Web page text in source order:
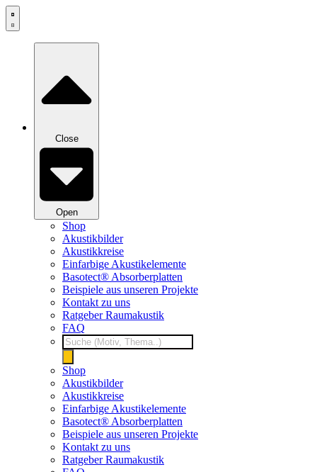
Zum
Inhalt
Close
Open
Shop
Akustikbilder
Akustikkreise
Einfarbige Akustikelemente
Basotect® Absorberplatten
Beispiele aus unseren Projekte
Kontakt zu uns
Ratgeber Raumakustik
FAQ
Products
search
Shop
Akustikbilder
Akustikkreise
Einfarbige Akustikelemente
Basotect® Absorberplatten
Beispiele aus unseren Projekte
Kontakt zu uns
Ratgeber Raumakustik